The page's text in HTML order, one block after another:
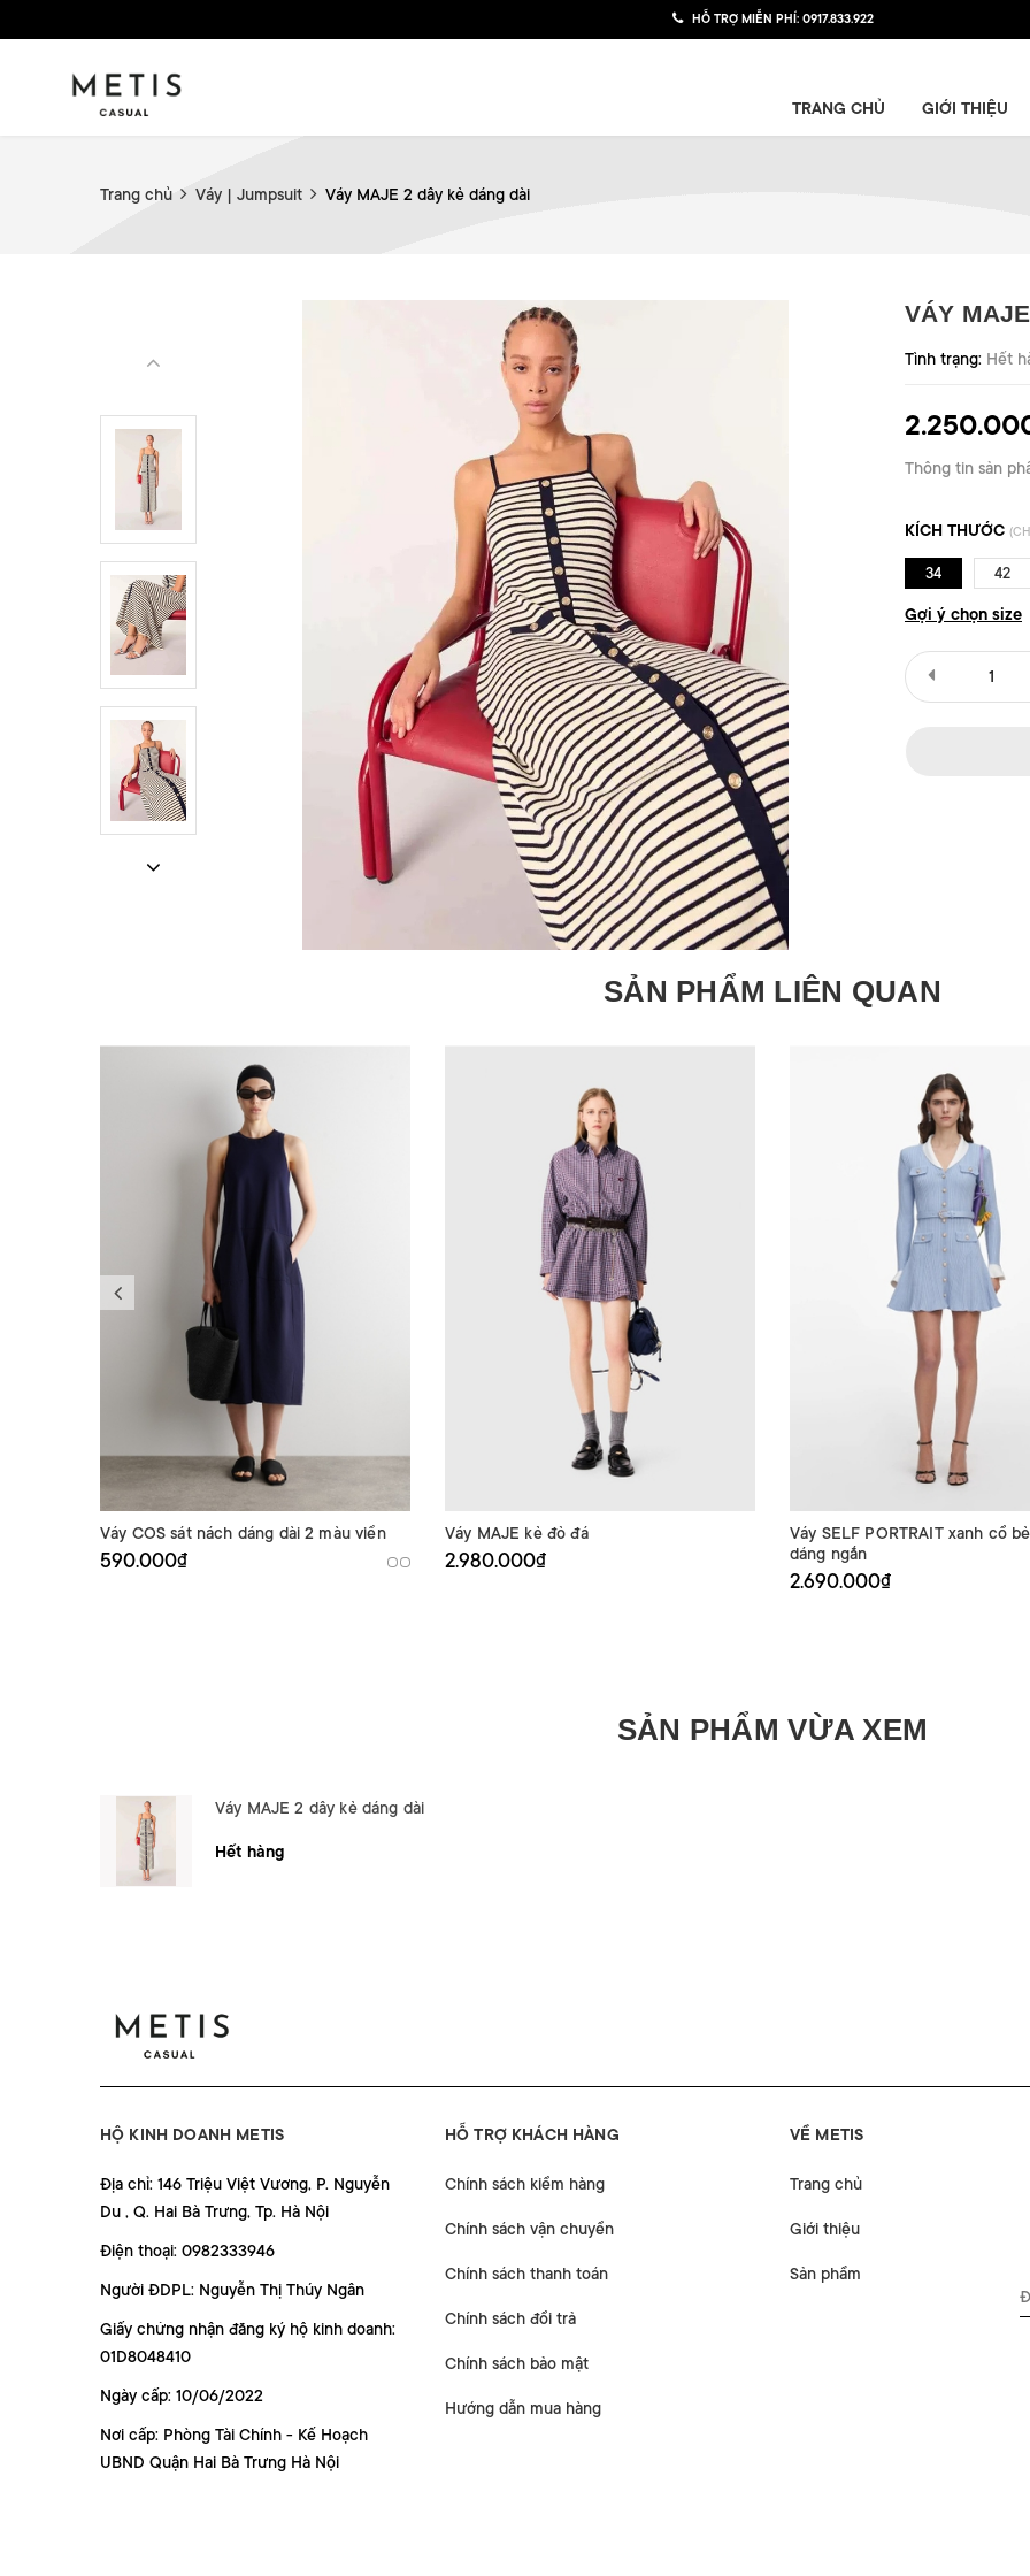
HỖ TRỢ MIỄN PHÍ: 0917.833.922
TRANG CHỦ GIỚI THIỆU
Trang chủ Váy | Jumpsuit Váy MAJE 2 dây kẻ dáng dài
VÁY
Tình trạng: Hết
Thông tin sản
KÍCH THƯỚC
34 42
Gợi ý chọn size
SẢN PHẨM LIÊN QUAN
Váy COS sát nách dáng dài 2 màu viền
590.000₫
Váy MAJE kẻ đỏ đá
2.980.000₫
Váy SELF PORTRAIT xanh cổ
dáng ngắn
2.690.000₫
SẢN PHẨM VỪA XEM
Váy MAJE 2 dây kẻ dáng dài
Hết hàng
HỘ KINH DOANH METIS
Địa chỉ: 146 Triệu Việt Vương, P. Nguyễn
Du , Q. Hai Bà Trưng, Tp. Hà Nội
Điện thoại: 0982333946
Người ĐDPL: Nguyễn Thị Thúy Ngân
Giấy chứng nhận đăng ký hộ kinh doanh:
01D8048410
Ngày cấp: 10/06/2022
Nơi cấp: Phòng Tài Chính - Kế Hoạch
UBND Quận Hai Bà Trưng Hà Nội
HỖ TRỢ KHÁCH HÀNG
Chính sách kiểm hàng
Chính sách vận chuyển
Chính sách thanh toán
Chính sách đổi trả
Chính sách bảo mật
Hướng dẫn mua hàng
VỀ METIS
Trang chủ
Giới thiệu
Sản phẩm